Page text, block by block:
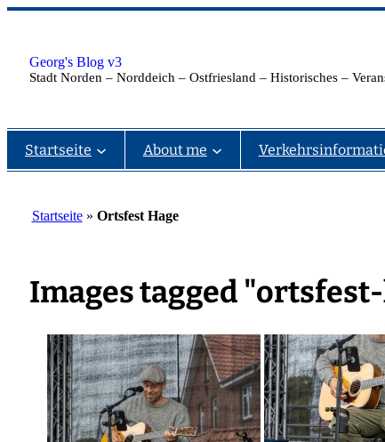
Zum
Georg's Blog v3
Stadt Norden – Norddeich – Ostfriesland – Historisches –
Startseite About me
Startseite» Ortsfest Hage
Images tagged